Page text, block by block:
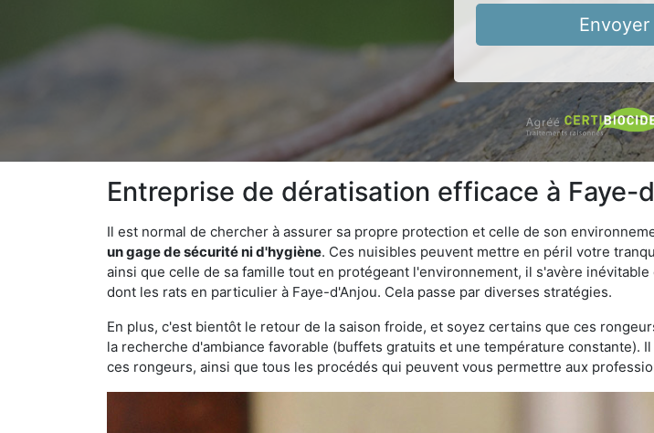
Envoyer
Entreprise de dératisation efficace à Faye-
Il est normal de chercher à assurer sa propre protection et celle de son
un gage de sécurité ni d'hygiène. Ces nuisibles peuvent mettre en péril votre
ainsi que celle de sa famille tout en protégeant l'environnement, il s'avère
dont les rats en particulier à Faye-d'Anjou. Cela passe par diverses stratégies.
En plus, c'est bientôt le retour de la saison froide, et soyez certains que ces
la recherche d'ambiance favorable (buffets gratuits et une température constante).
ces rongeurs, ainsi que tous les procédés qui peuvent vous permettre aux